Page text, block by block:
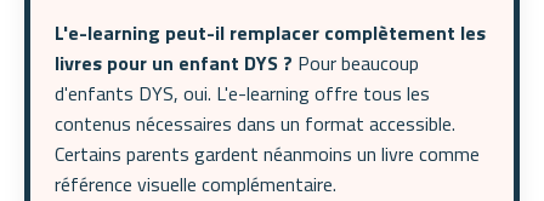
L'e-learning peut-il remplacer complètement les
livres pour un enfant DYS ? Pour beaucoup
d'enfants DYS, oui. L'e-learning offre tous les
contenus nécessaires dans un format accessible.
Certains parents gardent néanmoins un livre comme
référence visuelle complémentaire.